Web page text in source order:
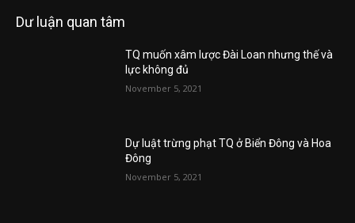
Dư luận quan tâm
TQ muốn xâm lược Đài Loan nhưng thế và
lực không đủ
November 5, 2021
Dự luật trừng phạt TQ ở Biển Đông và Hoa
Đông
November 5, 2021